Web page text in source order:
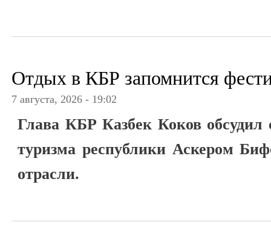
Отдых в КБР запомнится
7 августа, 2026 - 19:02
Глава КБР Казбек Коков
туризма республики Аскером
отрасли.